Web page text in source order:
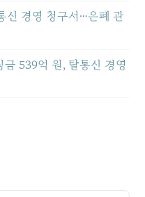
신 경영 청구서…은폐 관
539억 원, 탈통신 경영